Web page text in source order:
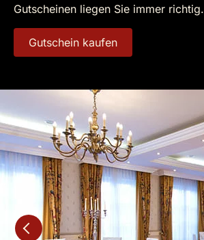
Gutscheinen liegen Sie immer richtig.
Gutschein kaufen